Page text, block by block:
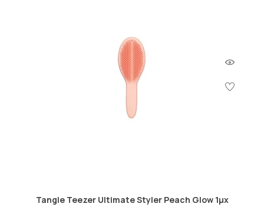
Tangle Teezer Ultimate Styler Peach Glow 1μχ